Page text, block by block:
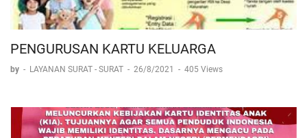
PENGURUSAN KARTU KELUARGA
by - LAYANAN SURAT - SURAT - 26/8/2021 - 405 Views